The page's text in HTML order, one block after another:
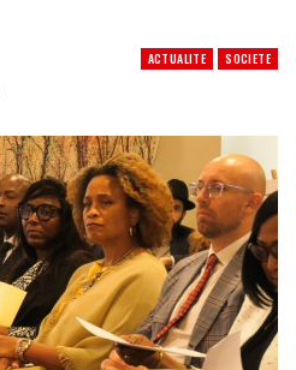
ACTUALITE SOCIETE